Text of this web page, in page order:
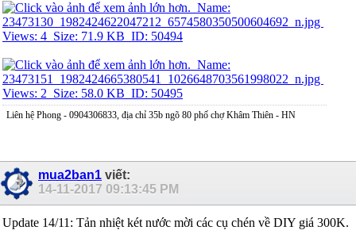
Liên hệ Phong - 0904306833, địa chỉ 35b ngõ 80 phố chợ Khâm Thiên - HN
mua2ban1 viết:
14-11-2017 09:13:45 PM
Update 14/11: Tản nhiệt két nước mời các cụ chén về DIY giá 300K.